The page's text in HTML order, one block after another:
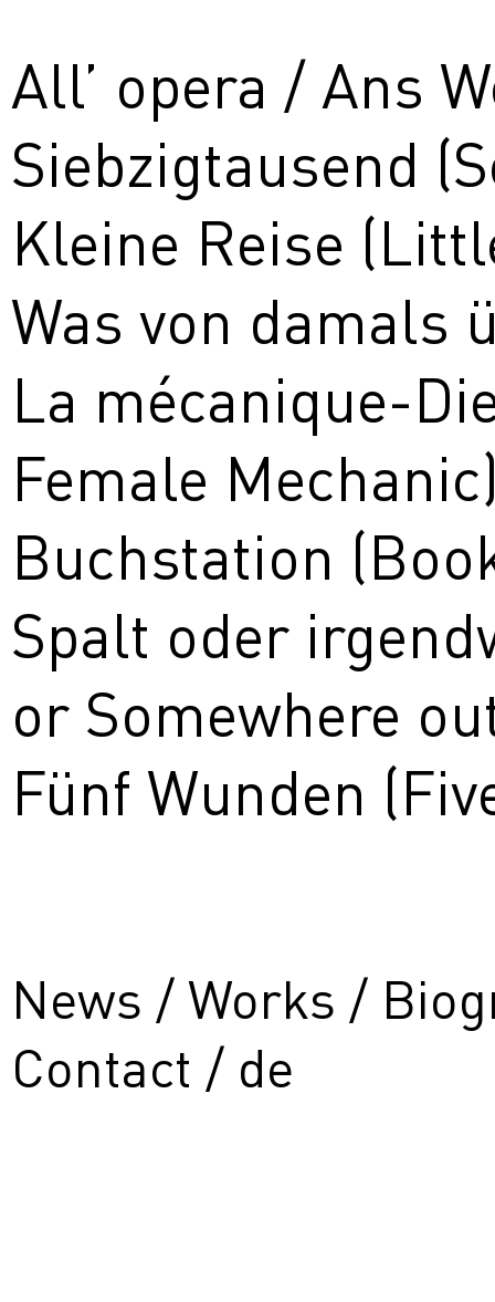
All’ opera / Ans
Siebzigtausend
Kleine Reise
Was von damals
La mécanique-
Female
Buchstation
Spalt oder
or Somewhere
Fünf Wunden
News Works
Contact
de